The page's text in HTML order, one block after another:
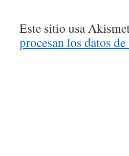
Este sitio usa
procesan los datos